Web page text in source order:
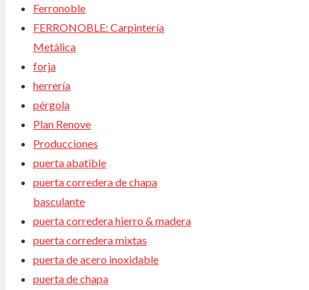
Ferronoble
FERRONOBLE: Carpintería
Metálica
forja
herrería
pérgola
Plan Renove
Producciones
puerta abatible
puerta corredera de chapa
basculante
puerta corredera hierro & madera
puerta corredera mixtas
puerta de acero inoxidable
puerta de chapa